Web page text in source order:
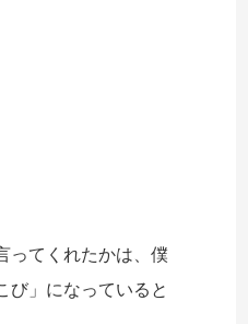
ってくれたかは、僕
び」になっていると